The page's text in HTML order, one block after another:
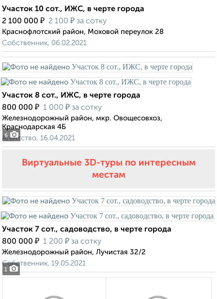
Участок 10 сот., ИЖС, в черте города
2 100 000 ₽ 2 100 ₽ за сотку
Краснофлотский район, Моховой переулок 28
Собственник, 06.02.2021
6
Участок 8 сот., ИЖС, в черте города
800 000 ₽ 1 000 ₽ за сотку
Железнодорожный район, мкр. Овощесовхоз,
Краснодарская 4Б
Агентство, 16.04.2021
Виртуальные 3D-туры по интересным
местам
1
Участок 7 сот., садоводство, в черте города
800 000 ₽ 1 200 ₽ за сотку
Железнодорожный район, Лучистая 32/2
Собственник, 19.05.2021